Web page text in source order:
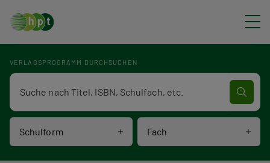
VERLAGSPROGRAMM DURCHSUCHEN
Schulform Fach
Verlagsprogramm Volltextsuche